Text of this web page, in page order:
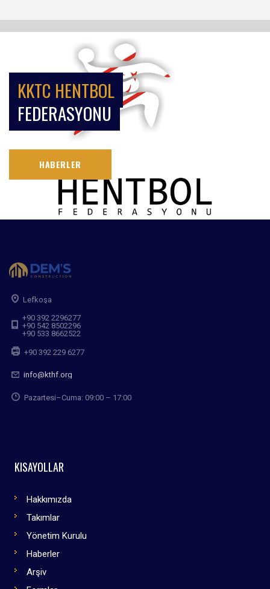
KKTC HENTBOL
FEDERASYONU
HABERLER
Lefkoşa
+90 392 2296277
+90 542 8502296
+90 533 8662522
+90 392 229 6277
info@kthf.org
Pazartesi–Cuma: 09:00 – 17:00
KISAYOLLAR
Hakkımızda
Takımlar
Yönetim Kurulu
Haberler
Arşiv